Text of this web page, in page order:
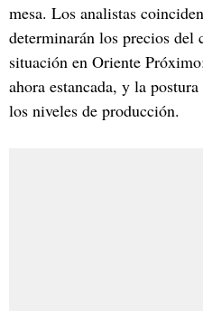
mesa. Los analistas
determinarán los precios del
situación en Oriente
ahora estancada, y la
los niveles de producción.